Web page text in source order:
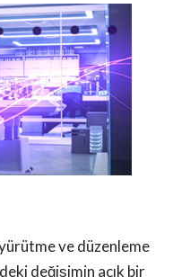
ve düzenleme
değişimin açık bir